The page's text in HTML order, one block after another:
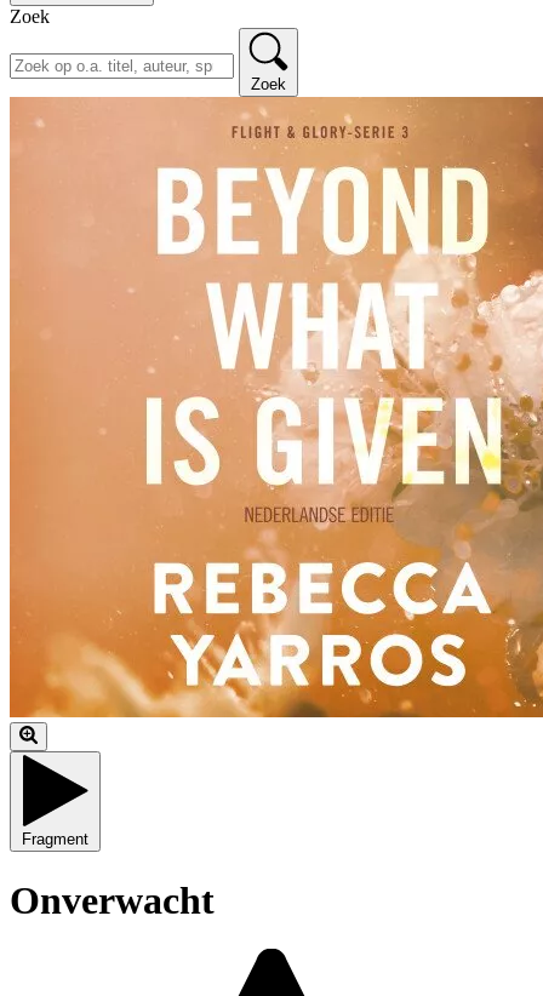
Zoek
Zoek
Fragment
Onverwacht